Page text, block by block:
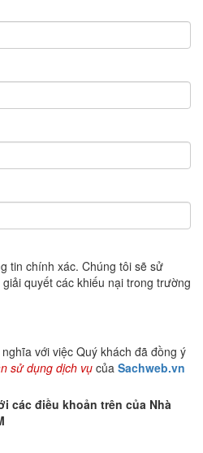
tin chính xác. Chúng tôi sẽ sử
quyết các khiếu nại trong trường
với việc Quý khách đã đồng ý
sử dụng dịch vụcủa Sachweb.vn
các điều khoản trên của Nhà